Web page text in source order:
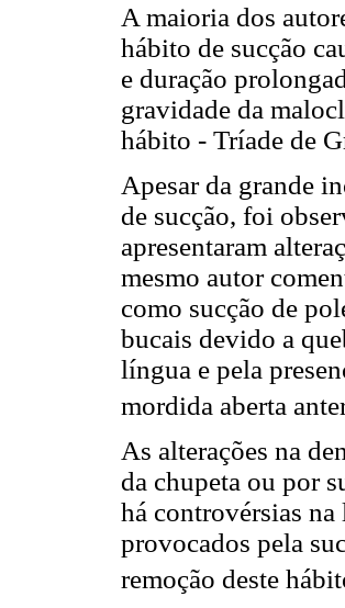
A maioria dos
hábito de sucção
e duração
gravidade da
hábito - Tríade de
Apesar da grande
de sucção, foi
apresentaram
mesmo autor
como sucção de
bucais devido a
língua e pela
mordida aberta
As alterações na
da chupeta ou por
há controvérsias
provocados pela
remoção deste